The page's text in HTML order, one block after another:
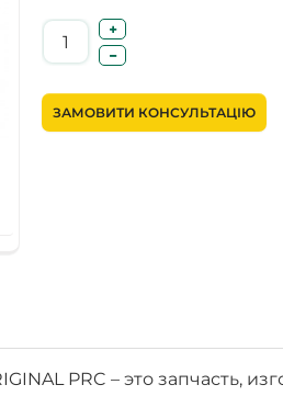
ЗАМОВИТИ КОНСУЛЬТАЦІЮ
PRC – это запчасть,